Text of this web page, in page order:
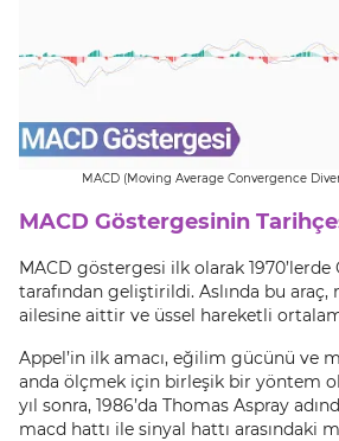
MACD (Moving Average Convergence
MACD Göstergesinin
MACD göstergesi ilk olarak 1970’lerde
tarafından geliştirildi. Aslında bu
ailesine aittir ve üssel hareketli
Appel’in ilk amacı, eğilim gücünü ve
anda ölçmek için birleşik bir yöntem
yıl sonra, 1986’da Thomas Aspray
macd hattı ile sinyal hattı arasındaki